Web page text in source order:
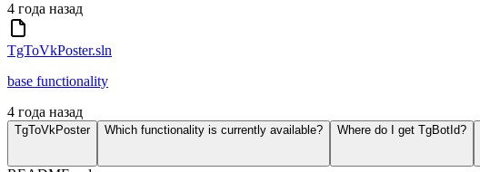
4 года назад
TgToVkPoster.sln
base functionality
4 года назад
TgToVkPoster Which functionality is currently available? Where do I get TgBotId?